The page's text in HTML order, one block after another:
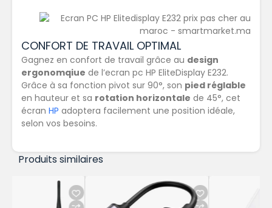
CONFORT DE TRAVAIL OPTIMAL
Gagnez en confort de travail grâce au design
ergonomqiue de l’ecran pc HP EliteDisplay E232.
Grâce à sa fonction pivot sur 90°, son pied réglable
en hauteur et sa rotation horizontale de 45°, cet
écran HP adoptera facilement une position idéale,
selon vos besoins.
Produits similaires